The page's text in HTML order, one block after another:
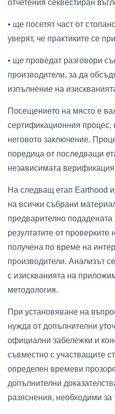
отчетения секвестиран
• ще посетят част от
уверят, че практиките се
• ще проведат разговори
производители, за да
изпълнение на
Посещението на място е
сертификационния процес,
неговото заключение.
поредица от последващи
независимата
На следващ етап Earthood
на всички събрани
предварително
резултатите от
получена по време на
производители. Анализът
с изискванията на
методология.
При установяване на
нужда от допълнителни
официални забележки и
съвместно с участващите
определен времеви
допълнителни
разяснения, необходими за